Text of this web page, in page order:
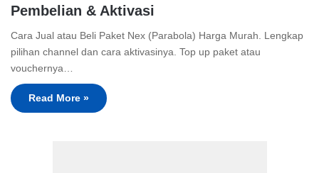
Pembelian & Aktivasi
Cara Jual atau Beli Paket Nex (Parabola) Harga Murah. Lengkap
pilihan channel dan cara aktivasinya. Top up paket atau
vouchernya…
Read More »